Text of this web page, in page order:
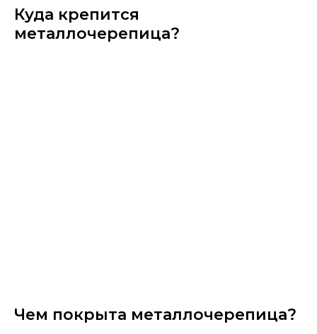
Куда крепится
металлочерепица?
Чем покрыта металлочерепица?